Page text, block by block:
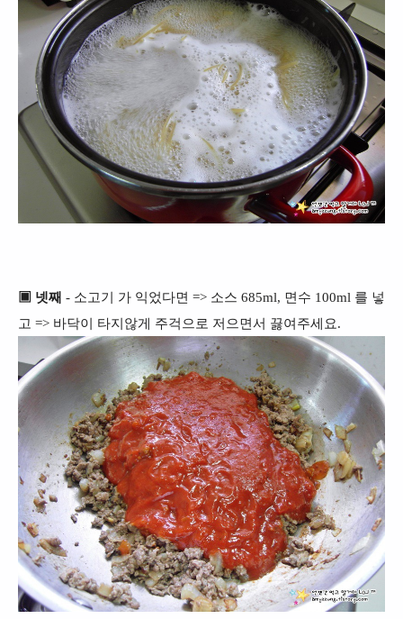
▣ 넷째 - 소고기 가 익었다면 => 소스 685ml, 면수 100ml 를 넣
고 => 바닥이 타지않게 주걱으로 저으면서 끓여주세요.